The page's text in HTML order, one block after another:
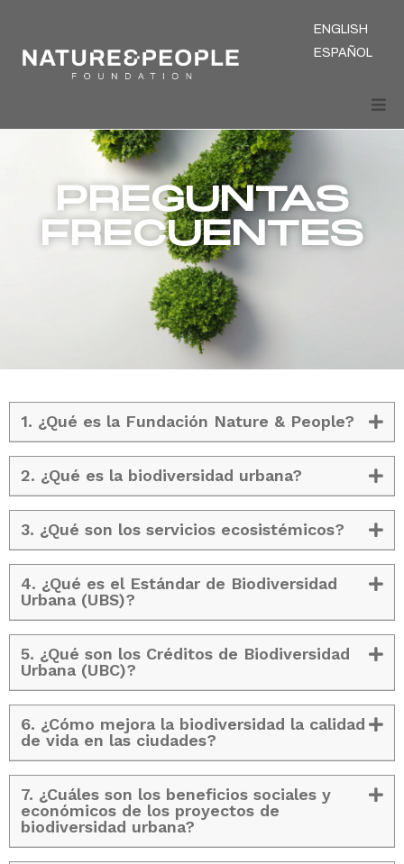
ENGLISH
ESPAÑOL
PREGUNTAS
FRECUENTES
1. ¿Qué es la Fundación Nature & People?
2. ¿Qué es la biodiversidad urbana?
3. ¿Qué son los servicios ecosistémicos?
4. ¿Qué es el Estándar de Biodiversidad
Urbana (UBS)?
5. ¿Qué son los Créditos de Biodiversidad
Urbana (UBC)?
6. ¿Cómo mejora la biodiversidad la calidad
de vida en las ciudades?
7. ¿Cuáles son los beneficios sociales y
económicos de los proyectos de
biodiversidad urbana?